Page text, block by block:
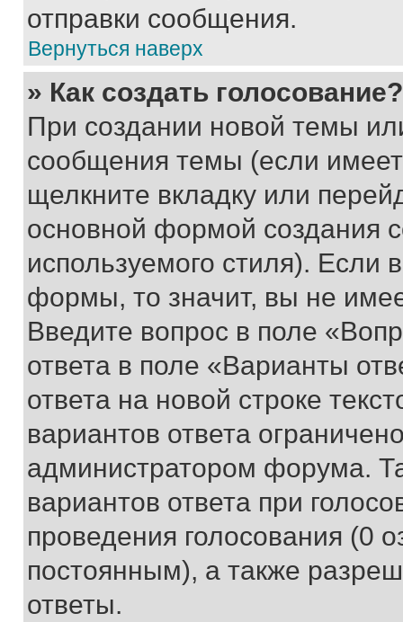
отправки сообщения.
Вернуться наверх
» Как создать голосование?
При создании новой темы
сообщения темы (если
щелкните вкладку или
основной формой создания
используемого стиля). Если
формы, то значит, вы не
Введите вопрос в поле
ответа в поле «Варианты
ответа на новой строке
вариантов ответа
администратором форума.
вариантов ответа при
проведения голосования (0
постоянным), а также
ответы.